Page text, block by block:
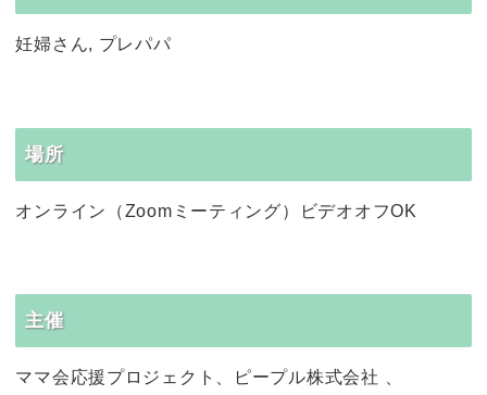
妊婦さん, プレパパ
場所
オンライン（Zoomミーティング）ビデオオフOK
主催
ママ会応援プロジェクト、ピープル株式会社 、